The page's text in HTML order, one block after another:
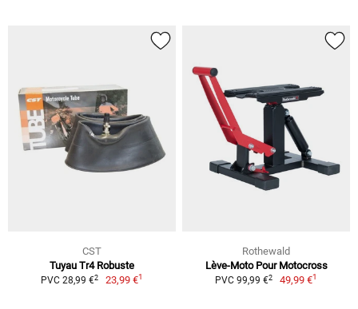
CST
Tuyau Tr4 Robuste
PVC 28,99 €2 23,99 €1
Rothewald
Lève-Moto Pour Motocross
PVC 99,99 €2 49,99 €1